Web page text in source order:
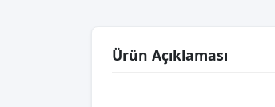
Ürün Açıklaması